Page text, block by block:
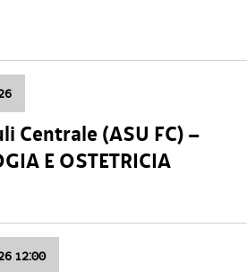
Centrale (ASU FC) –
E OSTETRICIA
12:00